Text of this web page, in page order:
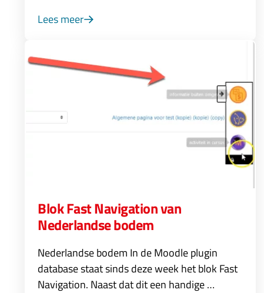
Lees meer
Blok Fast Navigation van
Nederlandse bodem
Nederlandse bodem In de Moodle plugin
database staat sinds deze week het blok Fast
Navigation. Naast dat dit een handige …